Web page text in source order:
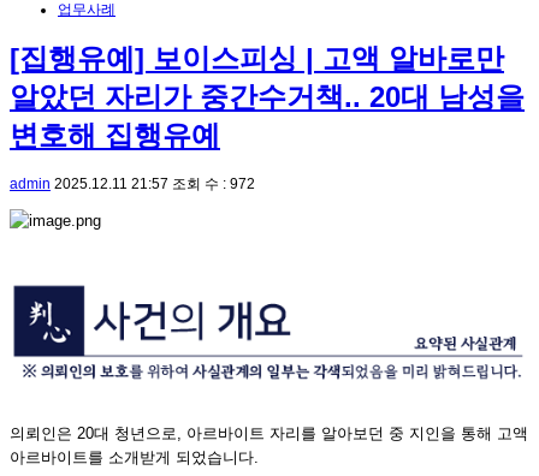
업무사례
[집행유예] 보이스피싱 | 고액 알바로만
알았던 자리가 중간수거책.. 20대 남성을
변호해 집행유예
admin 2025.12.11 21:57 조회 수 : 972
의뢰인은 20대 청년으로, 아르바이트 자리를 알아보던 중 지인을 통해 고액
아르바이트를 소개받게 되었습니다.